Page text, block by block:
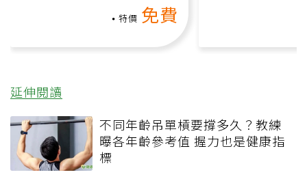
特價 免費
延伸閱讀
不同年齡吊單槓要撐多久？教練
曝各年齡參考值 握力也是健康指
標